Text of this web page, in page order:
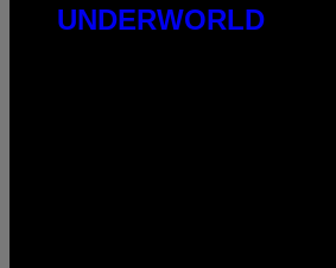
UNDERWORLD